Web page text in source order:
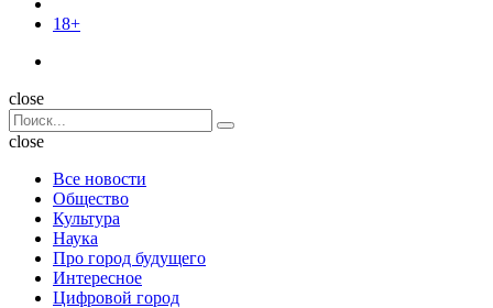
18+
Поиск
close
Search
for:
Поиск
close
Все новости
Общество
Культура
Наука
Про город будущего
Интересное
Цифровой город